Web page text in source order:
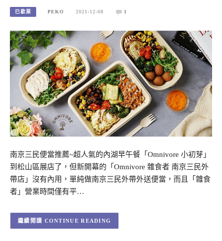
已歇業 PEKO 2021-12-08 1
南京三民便當推薦~超人氣的內湖早午餐「Omnivore 小初芽」
到松山區展店了，但新開幕的「Omnivore 雜食者 南京三民外
帶店」沒有內用，單純做南京三民外帶外送便當，而且「雜食
者」營業時間僅有平…
CONTINUE READING